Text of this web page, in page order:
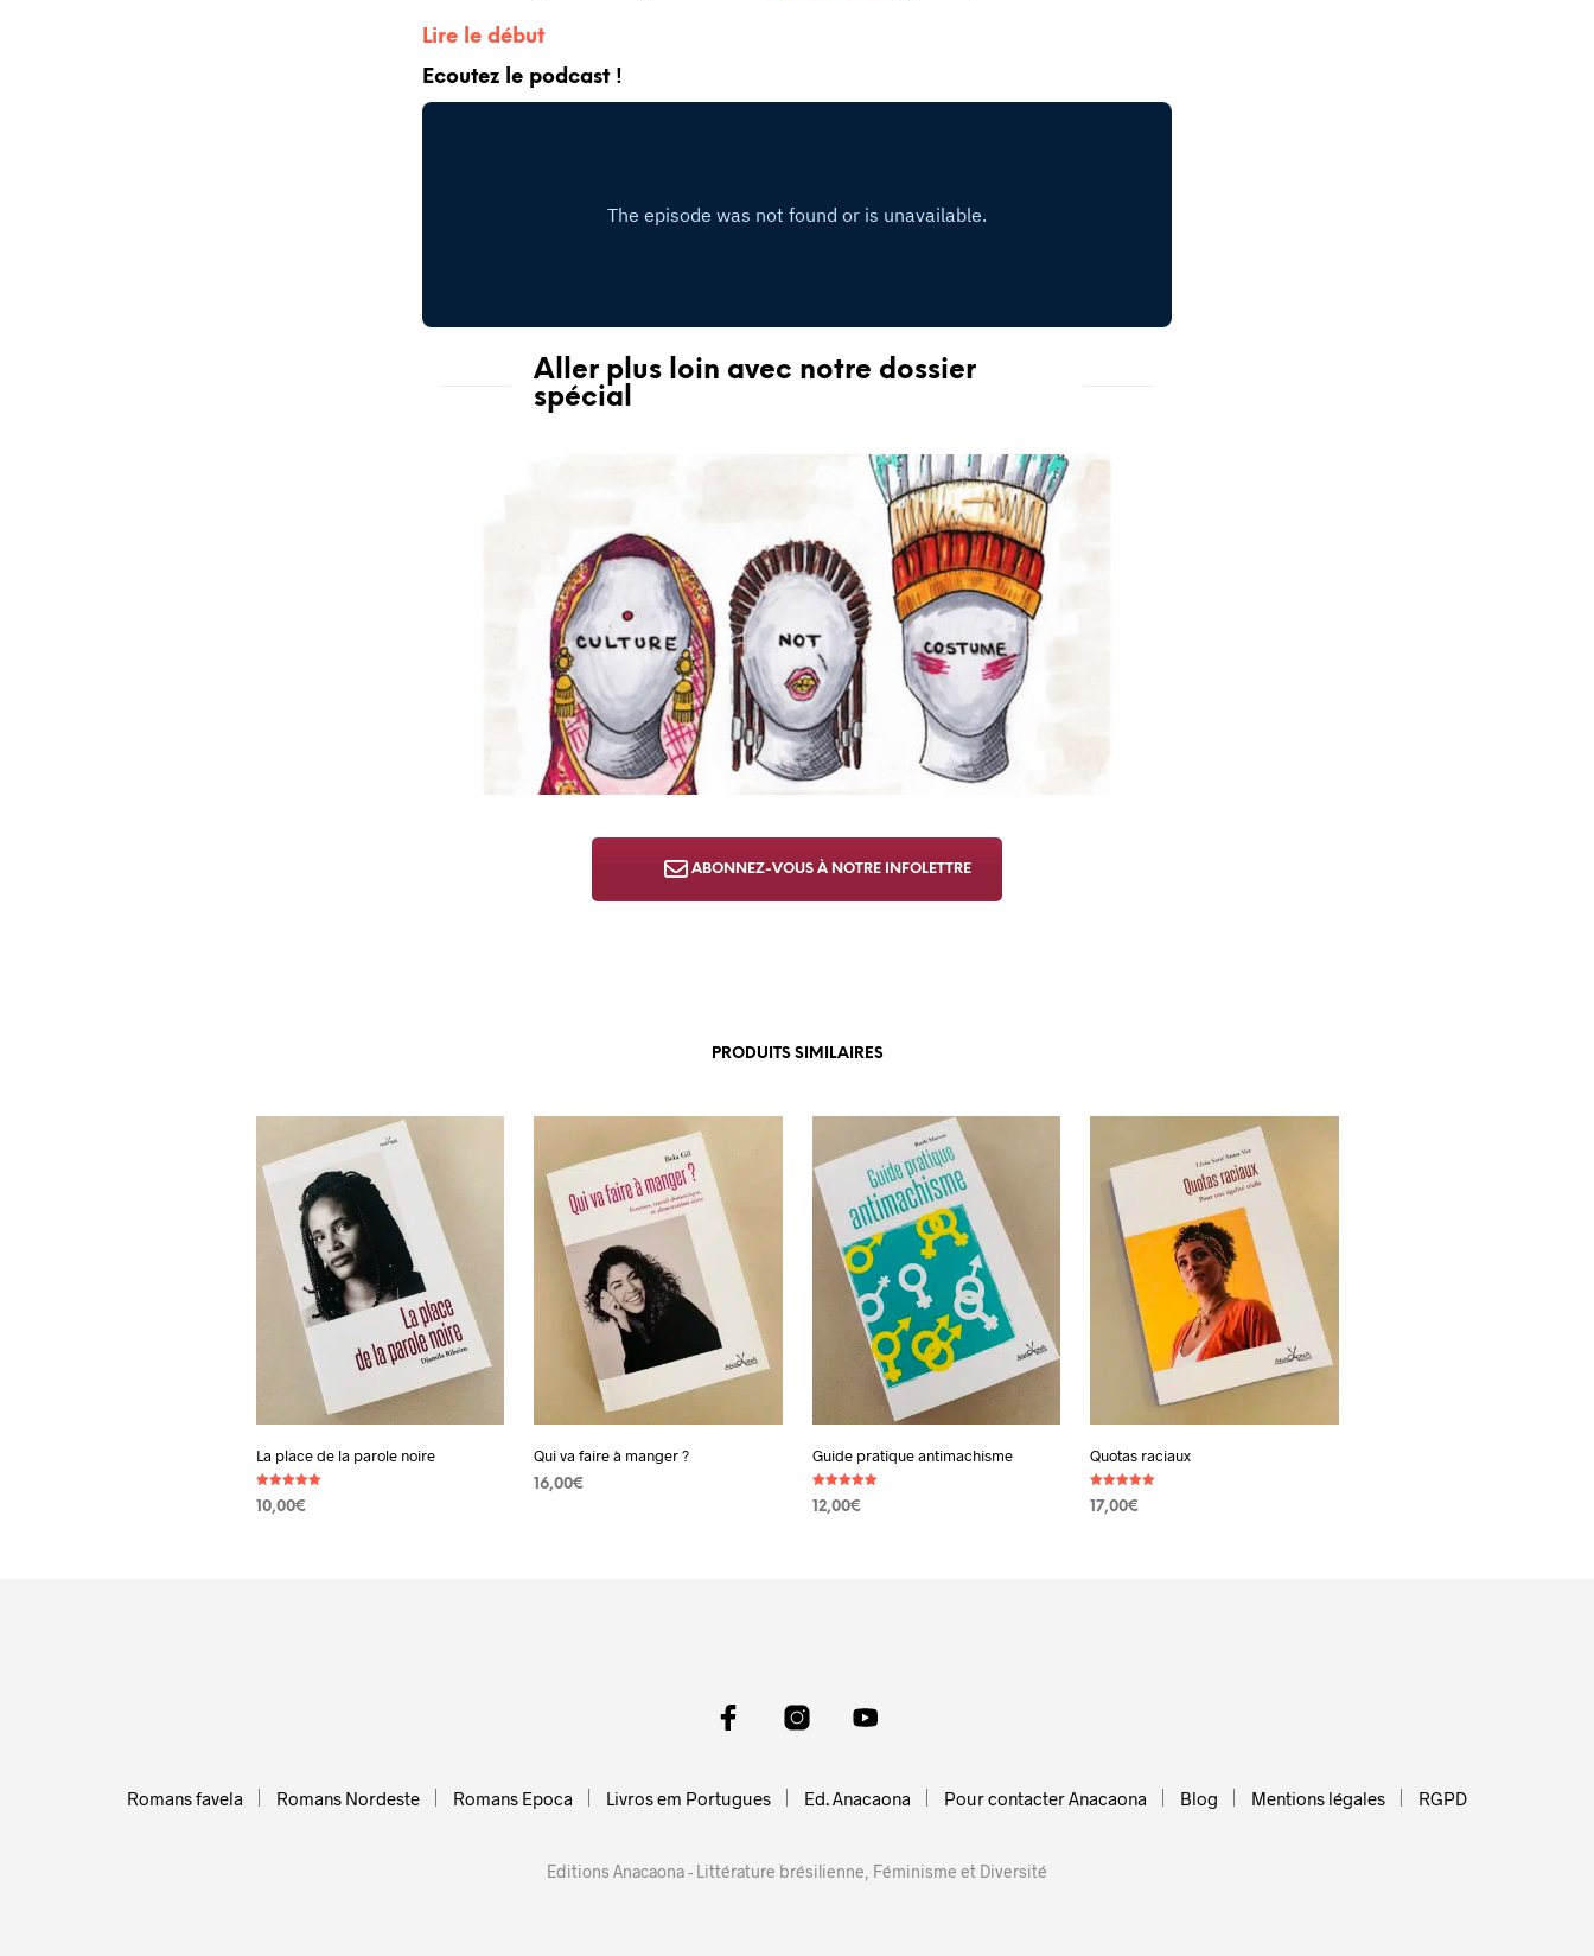
Lire le début
Ecoutez le podcast !
Aller plus loin avec notre dossier
spécial
ABONNEZ-VOUS À NOTRE INFOLETTRE
PRODUITS SIMILAIRES
La place de la parole noire
Note
5.00
10,00€
Qui va faire à manger ?
16,00€
Guide pratique antimachisme
Note
5.00
12,00€
Quotas raciaux
Note
5.00
17,00€
Romans favela Romans Nordeste Romans Epoca Livros em Portugues Ed. Anacaona Pour contacter Anacaona Blog Mentions légales RGPD
Editions Anacaona - Littérature brésilienne, Féminisme et Diversité